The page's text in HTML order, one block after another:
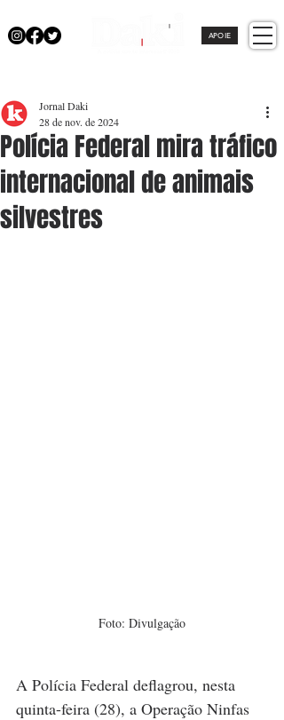
APOIE
Polícia Federal mira tráfico
internacional de animais
silvestres
Jornal Daki
28 de nov. de 2024
Foto: Divulgação
A Polícia Federal deflagrou, nesta
quinta-feira (28), a Operação Ninfas